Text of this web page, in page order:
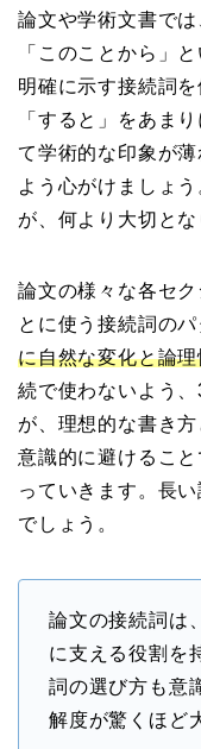
論文や学術文書では
「このことから」
明確に示す接続詞
「すると」をあま
て学術的な印象が
よう心がけましょ
が、何より大切とな
論文の様々な各セ
とに使う接続詞の
に自然な変化と論
続で使わないよう
が、理想的な書き
意識的に避けるこ
っていきます。長
でしょう。
論文の接続詞は
に支える役割を
詞の選び方も意
解度が驚くほど